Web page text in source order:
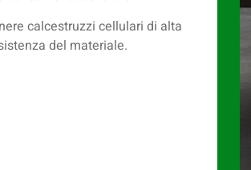
calcestruzzi cellulari di alta
del materiale.